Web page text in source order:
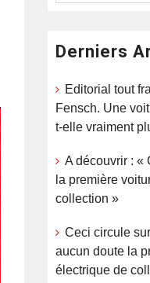
Derniers
Editorial tout
Fensch. Une
t-elle vraiment
A découvrir : «
la première
collection »
Ceci circule
aucun doute la
électrique de